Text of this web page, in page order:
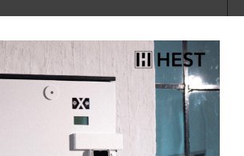
Zum Auslesen der DEX-Daten & online einsehen
der Münztubenbestände
Schloss "Rielda"